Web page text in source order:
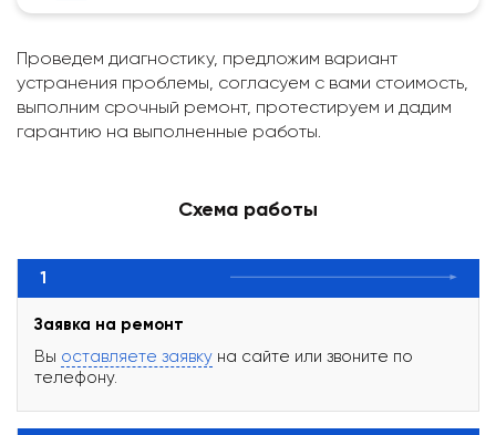
Проведем диагностику, предложим вариант
устранения проблемы, согласуем с вами стоимость,
выполним срочный ремонт, протестируем и дадим
гарантию на выполненные работы.
Схема работы
1
Заявка на ремонт
Вы оставляете заявку на сайте или звоните по
телефону.